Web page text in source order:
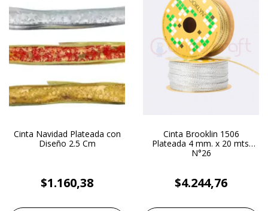
Cinta Navidad Plateada con
Diseño 2.5 Cm
$1.160,38
Cinta Brooklin 1506
Plateada 4 mm. x 20 mts.
N°26
$4.244,76